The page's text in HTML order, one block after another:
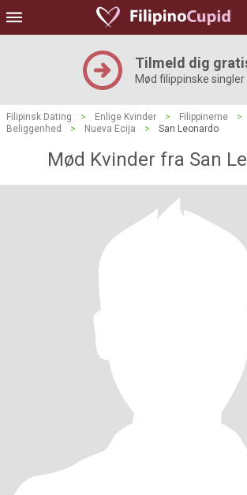
Tilmeld dig
Mød filippinske singler
Filipinsk Dating > Enlige Kvinder > Filippinerne >
Beliggenhed
> Nueva Ecija > San Leonardo
Mød Kvinder fra San